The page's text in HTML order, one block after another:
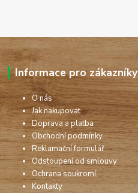
Informace pro zákazníky
O nás
Jak nakupovat
Doprava a platba
Obchodní podmínky
Reklamační formulář
Odstoupení od smlouvy
Ochrana soukromí
Kontakty